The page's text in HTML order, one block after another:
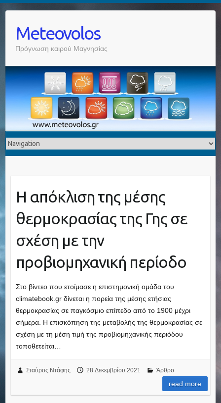
Meteovolos
Πρόγνωση καιρού Μαγνησίας
Η απόκλιση της μέσης
θερμοκρασίας της Γης σε
σχέση με την
προβιομηχανική περίοδο
Στο βίντεο που ετοίμασε η επιστημονική ομάδα του
climatebook.gr δίνεται η πορεία της μέσης ετήσιας
θερμοκρασίας σε παγκόσμιο επίπεδο από το 1900 μέχρι
σήμερα. Η επισκόπηση της μεταβολής της θερμοκρασίας σε
σχέση με τη μέση τιμή της προβιομηχανικής περιόδου
τοποθετείται…
Σταύρος Ντάφης 28 Δεκεμβρίου 2021 Άρθρο
read more